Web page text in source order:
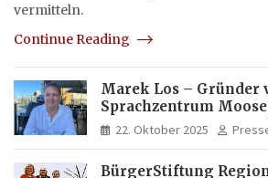
vermitteln.
Continue Reading
Marek Los – Gründer
Sprachzentrum
Italia und
Internationaler
22. Oktober 2025
BürgerStiftung